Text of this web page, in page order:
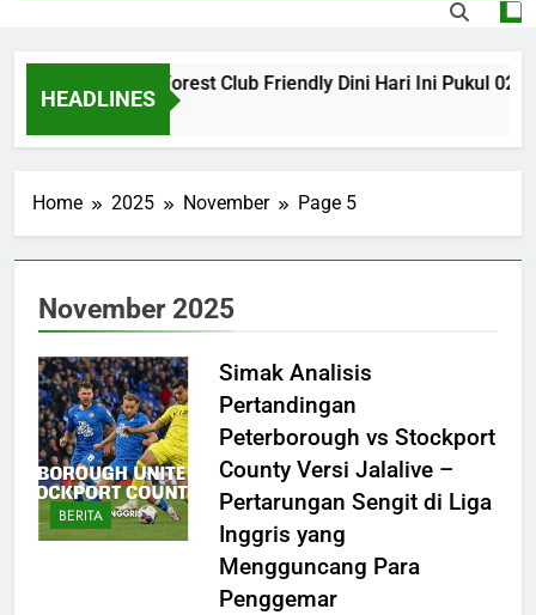
HEADLINES
vs Nottingham Forest Club Friendly Dini Hari Ini Pukul
Home 2025 November Page 5
November 2025
BERITA
Simak Analisis
Pertandingan
Peterborough vs Stockport
County Versi Jalalive –
Pertarungan Sengit di Liga
Inggris yang
Mengguncang Para
Penggemar